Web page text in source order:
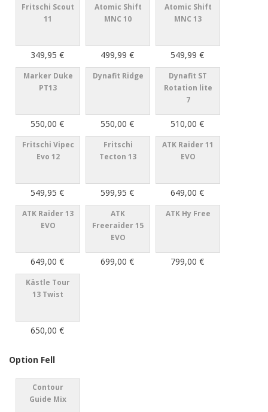
Fritschi Scout
11
349,95 €
Atomic Shift
MNC 10
499,99 €
Atomic Shift
MNC 13
549,99 €
Marker Duke
PT13
550,00 €
Dynafit Ridge
550,00 €
Dynafit ST
Rotation lite
7
510,00 €
Fritschi Vipec
Evo 12
549,95 €
Fritschi
Tecton 13
599,95 €
ATK Raider 11
EVO
649,00 €
ATK Raider 13
EVO
649,00 €
ATK
Freeraider 15
EVO
699,00 €
ATK Hy Free
799,00 €
Kästle Tour
13 Twist
650,00 €
Option Fell
Contour
Guide Mix